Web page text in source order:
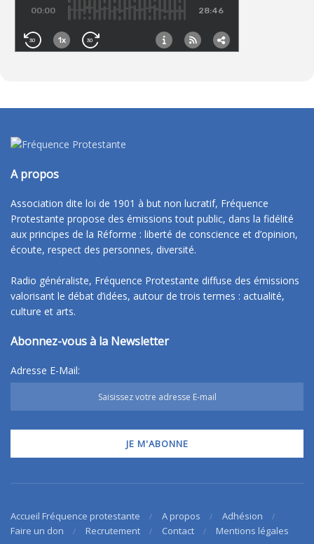
A propos
Association dite loi de 1901 à but non lucratif, Fréquence
Protestante propose des émissions tout public, dans la fidélité
aux principes de la Réforme : liberté de conscience et d’opinion,
écoute, respect des personnes, diversité.
Radio généraliste, Fréquence Protestante diffuse des émissions
valorisant le débat d’idées, autour de trois termes : actualité,
culture et arts.
Abonnez-vous à la Newsletter
Adresse E-Mail:
Accueil Fréquence protestante A propos
Adhésion
Faire un don
Recrutement Contact Mentions légales